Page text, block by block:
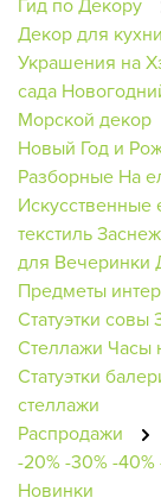
Декор для кухни
Украшения на
сада
Морской декор
Новый Год и
Разборные На
Искусственные
текстиль
для Вечеринки
Предметы
Статуэтки совы
Стеллажи Часы
Статуэтки
стеллажи
Распродажи
-20%-30%-40%
Новинки